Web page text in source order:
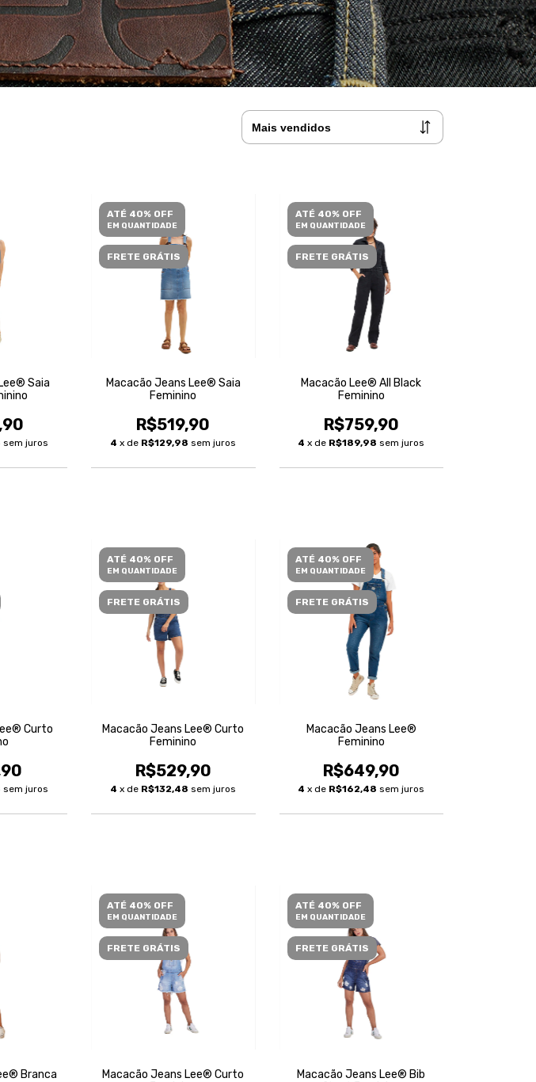
Saia
sem juros
ATÉ 40% OFF
EM QUANTIDADE
FRETE GRÁTIS
Macacão Jeans Lee® Saia
Feminino
R$519,90
4 x de R$129,98 sem juros
ATÉ 40% OFF
EM QUANTIDADE
FRETE GRÁTIS
Macacão Lee® All Black
Feminino
R$759,90
4 x de R$189,98 sem juros
Curto
sem juros
ATÉ 40% OFF
EM QUANTIDADE
FRETE GRÁTIS
Macacão Jeans Lee® Curto
Feminino
R$529,90
4 x de R$132,48 sem juros
ATÉ 40% OFF
EM QUANTIDADE
FRETE GRÁTIS
Macacão Jeans Lee®
Feminino
R$649,90
4 x de R$162,48 sem juros
Branca
ATÉ 40% OFF
EM QUANTIDADE
FRETE GRÁTIS
Macacão Jeans Lee® Curto
ATÉ 40% OFF
EM QUANTIDADE
FRETE GRÁTIS
Macacão Jeans Lee® Bib